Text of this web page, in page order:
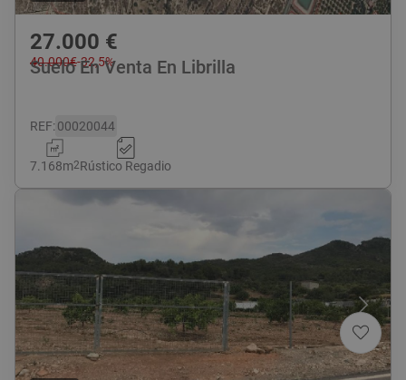
27.000 €
40.000€-32,5%
Suelo En Venta En Librilla
REF:00020044
7.168m2Rústico Regadio